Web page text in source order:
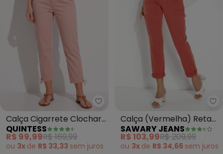
Quintess - Calça Cigarrete
Calça Cigarrete Clochard
(Rosê)
QUINTESS
R$ 99,99R$ 169,99
ou 3x de R$ 33,33 sem juros
Calça (Vermelha) Reta
com Bolsos Sawary
SAWARY JEANS
R$ 103,99R$ 209,99
ou 3x de R$ 34,66 sem juros